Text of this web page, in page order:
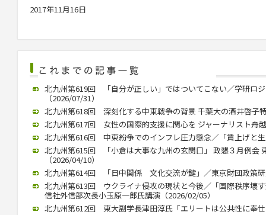
2017年11月16日
北九州第619回 「自分が正しい」ではついてこない／学研ロ
（2026/07/31）
北九州第618回 深刻化する中東戦争の背景 千葉大の酒井啓子
北九州第617回 女性の国際的支援に関心を ジャーナリスト舟
北九州第616回 中東紛争でのインフレ圧力懸念／「賃上げと
北九州第615回 「小倉は大事な九州の玄関口」 政懇３月例会
（2026/04/10）
北九州第614回 「日中関係 文化交流が鍵」／東京財団政策
北九州第613回 ウクライナ侵攻の現状と今後／「国際秩序壊
信社外信部次長小玉原一郎氏講演（2026/02/05）
北九州第612回 東大副学長津田淳氏「エリートは公共性に奉